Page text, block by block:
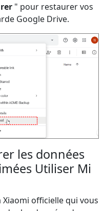
" pour restaurer vos
Google Drive.
les données
Utiliser Mi
officielle qui vous
langue
Tiếng Việt
Português
Italiano